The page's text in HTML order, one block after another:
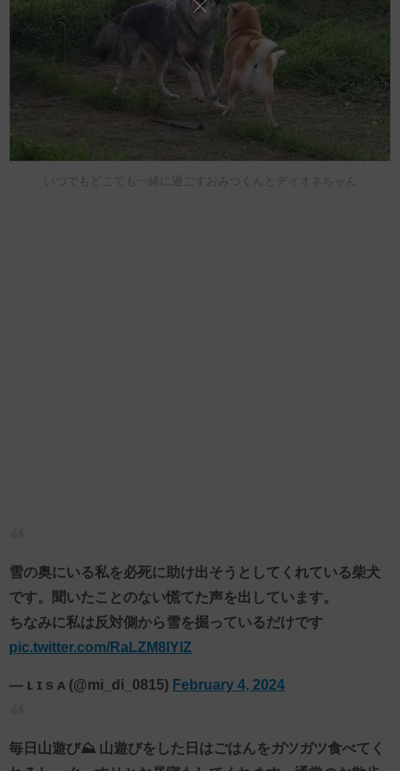
いつでもどこでも一緒に過ごすおみつくんとディオネちゃん
雪の奥にいる私を必死に助け出そうとしてくれている柴犬
です。聞いたことのない慌てた声を出しています。
ちなみに私は反対側から雪を掘っているだけです
pic.twitter.com/RaLZM8lYlZ
— ʟ ɪ s ᴀ (@mi_di_0815) February 4, 2024
毎日山遊び⛰️ 山遊びをした日はごはんをガツガツ食べてく